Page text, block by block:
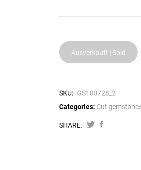
Ausverkauft | Sold
SKU: GS100728_2
Categories: Cut
SHARE: